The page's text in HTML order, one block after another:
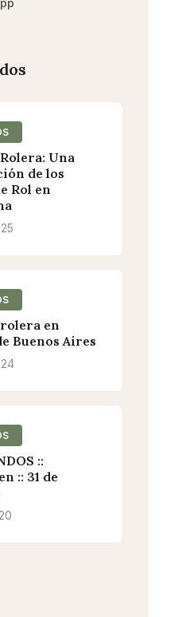
Una
de los
Rol en
en
Buenos Aires
::
:: 31 de